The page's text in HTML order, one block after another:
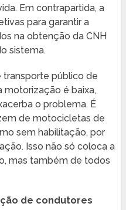
Em contrapartida, a
para garantir a
na obtenção da CNH
sistema.
transporte público de
motorização é baixa,
o problema. É
de motocicletas de
sem habilitação, por
Isso não só coloca a
mas também de todos
de condutores